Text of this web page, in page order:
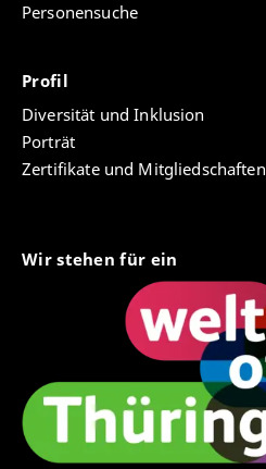
Personensuche
Profil
Diversität und Inklusion
Porträt
Zertifikate und Mitgliedschaften
Wir stehen für ein